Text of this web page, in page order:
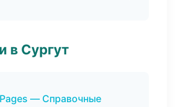
в Сургут
— Справочные